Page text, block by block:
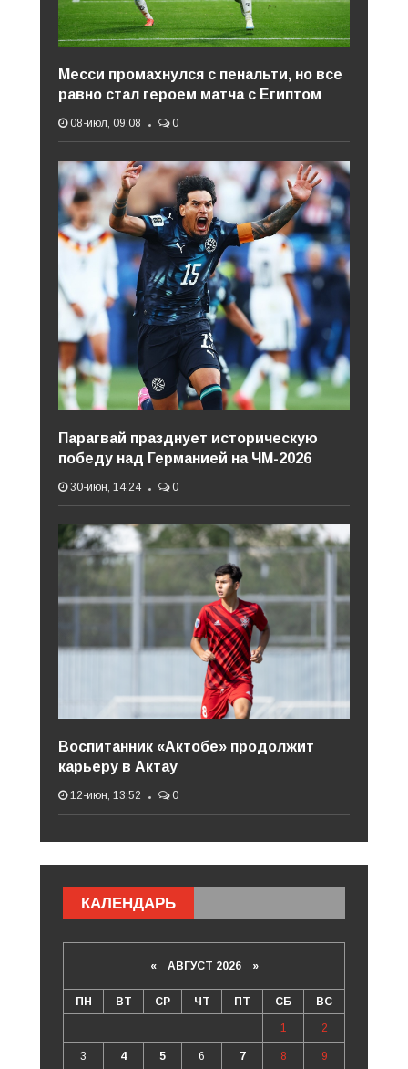
Месси промахнулся с пенальти, но все
равно стал героем матча с Египтом
08-июл, 09:08 0
Парагвай празднует историческую
победу над Германией на ЧМ-2026
30-июн, 14:24 0
Воспитанник «Актобе» продолжит
карьеру в Актау
12-июн, 13:52 0
КАЛЕНДАРЬ
«АВГУСТ 2026 »
ПН ВТ СР ЧТ ПТ СБ ВС
1 2
3 4 5 6 7 8 9